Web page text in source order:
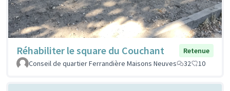
Réhabiliter le square du Couchant
Retenue
Conseil de quartier Ferrandière Maisons Neuves
32 10